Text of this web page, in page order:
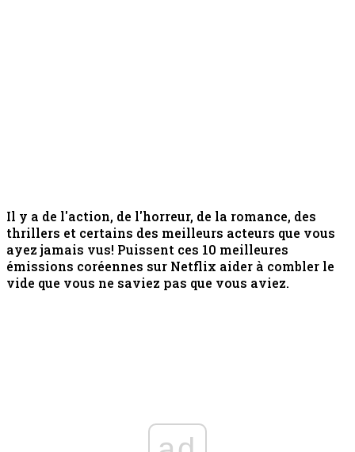
Il y a de l'action, de l'horreur, de la romance, des
thrillers et certains des meilleurs acteurs que vous
ayez jamais vus! Puissent ces 10 meilleures
émissions coréennes sur Netflix aider à combler le
vide que vous ne saviez pas que vous aviez.